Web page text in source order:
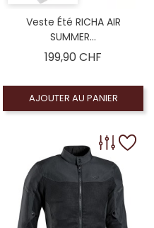
Veste Été RICHA AIR
SUMMER...
199,90 CHF
AJOUTER AU PANIER